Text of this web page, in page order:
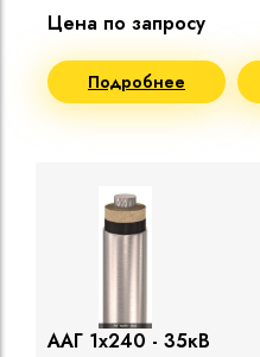
Цена по запросу
Подробнее
ААГ 1х240 - 35кВ